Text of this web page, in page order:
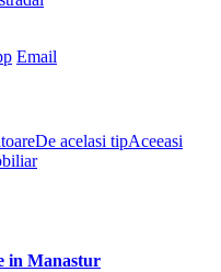
Email
De acelasi tipAceeasi
in Manastur